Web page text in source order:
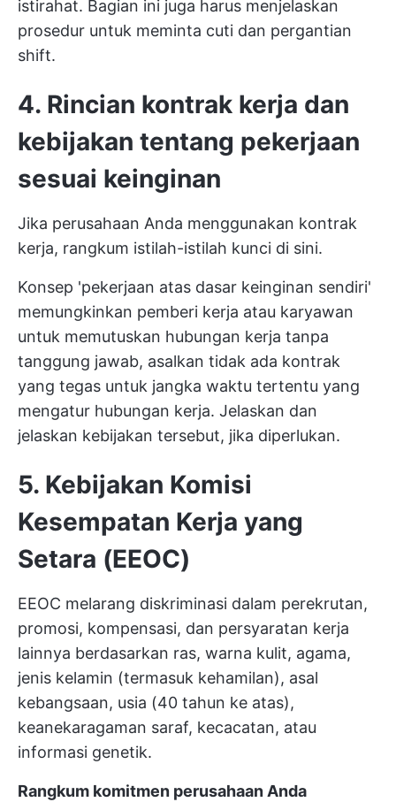
istirahat. Bagian ini juga harus menjelaskan
prosedur untuk meminta cuti dan pergantian
shift.
4. Rincian kontrak kerja dan
kebijakan tentang pekerjaan
sesuai keinginan
Jika perusahaan Anda menggunakan kontrak
kerja, rangkum istilah-istilah kunci di sini.
Konsep 'pekerjaan atas dasar keinginan sendiri'
memungkinkan pemberi kerja atau karyawan
untuk memutuskan hubungan kerja tanpa
tanggung jawab, asalkan tidak ada kontrak
yang tegas untuk jangka waktu tertentu yang
mengatur hubungan kerja. Jelaskan dan
jelaskan kebijakan tersebut, jika diperlukan.
5. Kebijakan Komisi
Kesempatan Kerja yang
Setara (EEOC)
EEOC melarang diskriminasi dalam perekrutan,
promosi, kompensasi, dan persyaratan kerja
lainnya berdasarkan ras, warna kulit, agama,
jenis kelamin (termasuk kehamilan), asal
kebangsaan, usia (40 tahun ke atas),
keanekaragaman saraf, kecacatan, atau
informasi genetik.
Rangkum komitmen perusahaan Anda